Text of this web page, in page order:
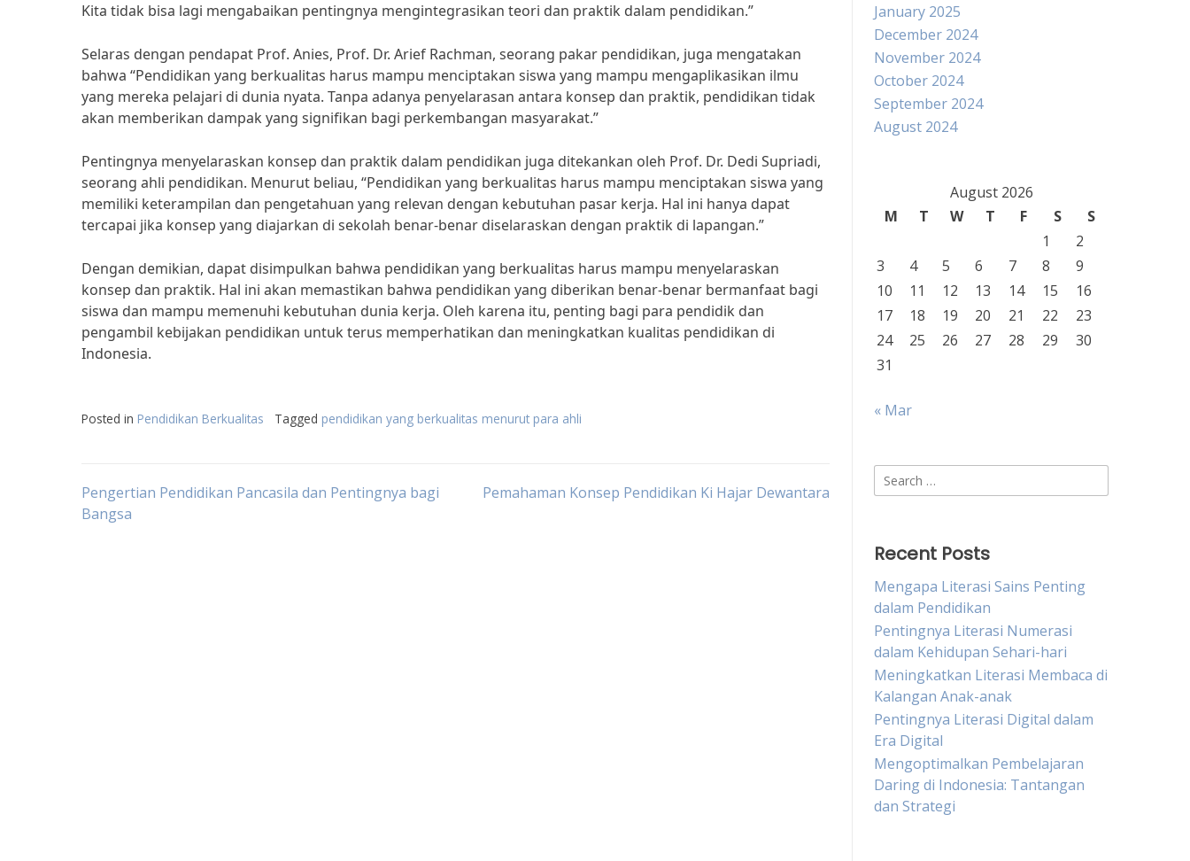
Kita tidak bisa lagi mengabaikan pentingnya mengintegrasikan teori dan praktik dalam pendidikan.”
Selaras dengan pendapat Prof. Anies, Prof. Dr. Arief Rachman, seorang pakar pendidikan, juga mengatakan
bahwa “Pendidikan yang berkualitas harus mampu menciptakan siswa yang mampu mengaplikasikan ilmu
yang mereka pelajari di dunia nyata. Tanpa adanya penyelarasan antara konsep dan praktik, pendidikan tidak
akan memberikan dampak yang signifikan bagi perkembangan masyarakat.”
Pentingnya menyelaraskan konsep dan praktik dalam pendidikan juga ditekankan oleh Prof. Dr. Dedi Supriadi,
seorang ahli pendidikan. Menurut beliau, “Pendidikan yang berkualitas harus mampu menciptakan siswa yang
memiliki keterampilan dan pengetahuan yang relevan dengan kebutuhan pasar kerja. Hal ini hanya dapat
tercapai jika konsep yang diajarkan di sekolah benar-benar diselaraskan dengan praktik di lapangan.”
Dengan demikian, dapat disimpulkan bahwa pendidikan yang berkualitas harus mampu menyelaraskan
konsep dan praktik. Hal ini akan memastikan bahwa pendidikan yang diberikan benar-benar bermanfaat bagi
siswa dan mampu memenuhi kebutuhan dunia kerja. Oleh karena itu, penting bagi para pendidik dan
pengambil kebijakan pendidikan untuk terus memperhatikan dan meningkatkan kualitas pendidikan di
Indonesia.
Posted in Pendidikan Berkualitas Tagged pendidikan yang berkualitas menurut para ahli
Post
Pengertian Pendidikan Pancasila dan Pentingnya bagi
Bangsa
Pemahaman Konsep Pendidikan Ki Hajar Dewantara
January 2025
December 2024
November 2024
October 2024
September 2024
August 2024
August 2026
M
T W T F S
S
1
2
3
4 5 6 7 8
9
10
11 12 13 14 15
16
17
18 19 20 21 22
23
24
25 26 27 28 29
30
31
« Mar
Search
for:
Recent Posts
Mengapa Literasi Sains Penting
dalam Pendidikan
Pentingnya Literasi Numerasi
dalam Kehidupan Sehari-hari
Meningkatkan Literasi Membaca di
Kalangan Anak-anak
Pentingnya Literasi Digital dalam
Era Digital
Mengoptimalkan Pembelajaran
Daring di Indonesia: Tantangan
dan Strategi